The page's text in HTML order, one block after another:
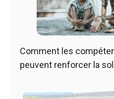
Comment les
peuvent renforcer la